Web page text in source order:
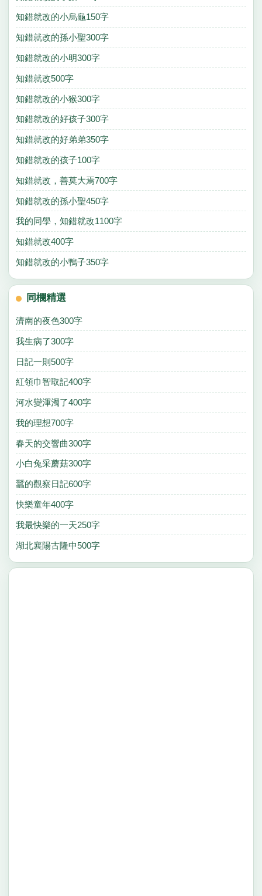
知錯就改的小烏龜150字
知錯就改的孫小聖300字
知錯就改的小明300字
知錯就改500字
知錯就改的小猴300字
知錯就改的好孩子300字
知錯就改的好弟弟350字
知錯就改的孩子100字
知錯就改，善莫大焉700字
知錯就改的孫小聖450字
我的同學，知錯就改1100字
知錯就改400字
知錯就改的小鴨子350字
同欄精選
濟南的夜色300字
我生病了300字
日記一則500字
紅領巾智取記400字
河水變渾濁了400字
我的理想700字
春天的交響曲300字
小白兔采蘑菇300字
蠶的觀察日記600字
快樂童年400字
我最快樂的一天250字
湖北襄陽古隆中500字